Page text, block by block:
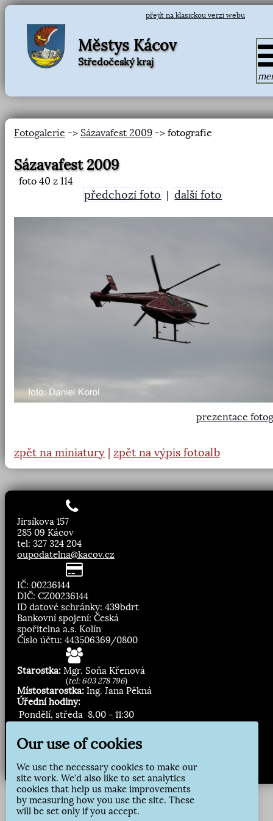
přejít na klasickou verzi webu
Městys Kácov
Středočeský kraj
Fotogalerie -> Sázavafest 2009 -> fotografie
Sázavafest 2009
foto 40 z 114
předchozí foto |další foto
prezentace
zpět na miniatury zpět na výpis fotoalb
Jirsíkova 157
285 09 Kácov
tel: 327 324 204
oupodatelna@kacov.cz
IČ: 00236144
DIČ: CZ00236144
ID datové schránky: 439bdrt
Bankovní spojení: Česká
spořitelna a.s. Kolín
Číslo účtu: 443506369/0800
Starostka: Mgr. Soňa Křenová
(tel: 603 278 796)
Místostarostka: Ing. Jana Pěkná
Úřední hodiny:
Pondělí, středa 8.00 - 11:30
Přihlásit odběr
Our use of cookies
We use the necessary cookies to make our
site work. We'd also like to set analytics
cookies that help us make improvements
by measuring how you use the site. These
will be set only if you accept.